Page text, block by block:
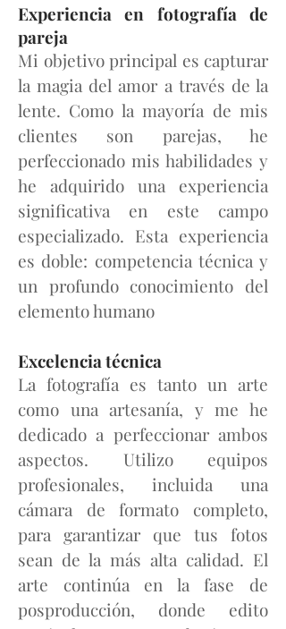
Experiencia en fotografía de
pareja
Mi objetivo principal es capturar
la magia del amor a través de la
lente. Como la mayoría de mis
clientes son parejas, he
perfeccionado mis habilidades y
he adquirido una experiencia
significativa en este campo
especializado. Esta experiencia
es doble: competencia técnica y
un profundo conocimiento del
elemento humano
Excelencia técnica
La fotografía es tanto un arte
como una artesanía, y me he
dedicado a perfeccionar ambos
aspectos. Utilizo equipos
profesionales, incluida una
cámara de formato completo,
para garantizar que tus fotos
sean de la más alta calidad. El
arte continúa en la fase de
posproducción, donde edito